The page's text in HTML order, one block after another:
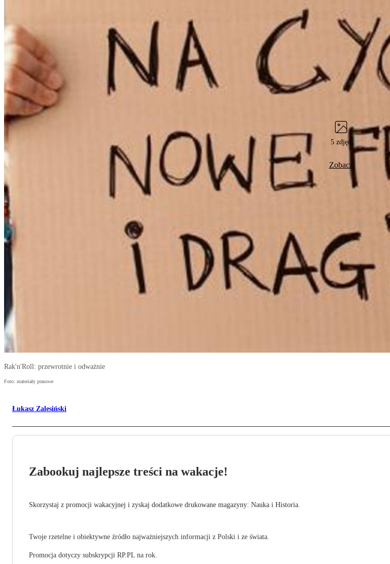
5 zdjęć
Zobacz
Rak'n'Roll: przewrotnie i odważnie
Foto: materiały prasowe
Łukasz Zalesiński
Zabookuj najlepsze treści na wakacje!
Skorzystaj z promocji wakacyjnej i zyskaj dodatkowe drukowane magazyny: Nauka i Historia.
Twoje rzetelne i obiektywne źródło najważniejszych informacji z Polski i ze świata.
Promocja dotyczy subskrypcji RP.PL na rok.